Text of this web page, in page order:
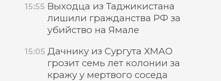
15:55 Выходца из Таджикистана
лишили гражданства РФ за
убийство на Ямале
15:05 Дачнику из Сургута ХМАО
грозит семь лет колонии за
кражу у мертвого соседа